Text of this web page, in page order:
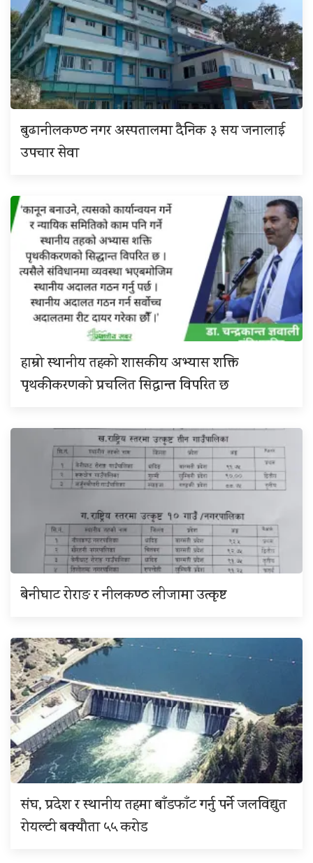
बुढानीलकण्ठ नगर अस्पतालमा दैनिक ३ सय जनालाई
उपचार सेवा
हाम्रो स्थानीय तहको शासकीय अभ्यास शक्ति
पृथकीकरणको प्रचलित सिद्धान्त विपरित छ
बेनीघाट रोराङ र नीलकण्ठ लीजामा उत्कृष्ट
संघ, प्रदेश र स्थानीय तहमा बाँडफाँट गर्नु पर्ने जलविद्युत
रोयल्टी बक्यौता ५५ करोड